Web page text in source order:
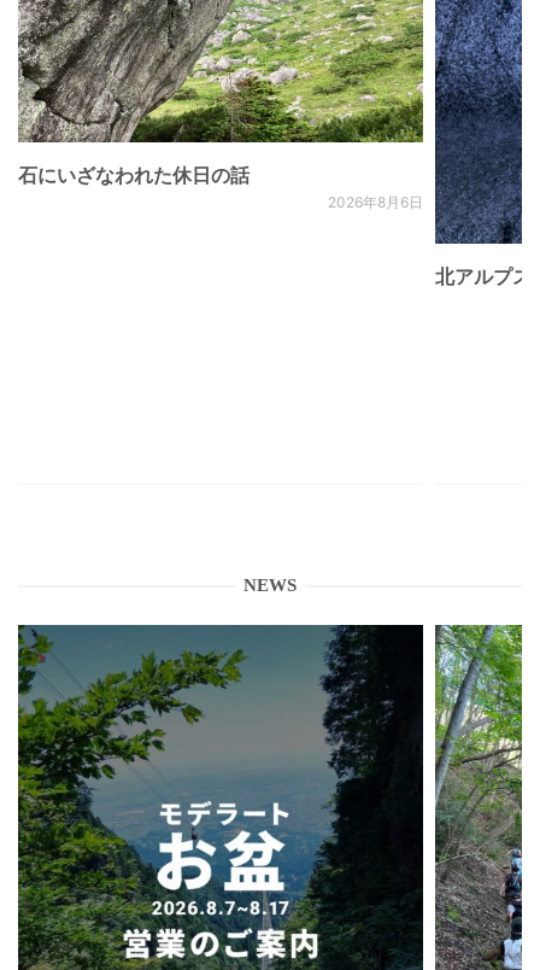
石にいざなわれた休日の話
2026年8月6日
北アルプ
NEWS